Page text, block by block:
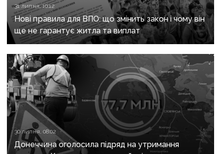
31 липня, 10:12
Нові правила для ВПО: що змінить закон і чому він
ще не гарантує житла та виплат
30 липня, 08:02
Донеччина оголосила підряд на утримання